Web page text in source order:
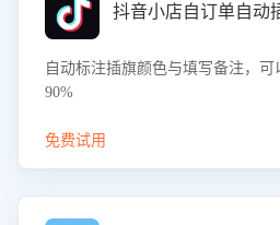
抖音小店自订单自动
自动标注插旗颜色与填写备注，
90%
免费试用